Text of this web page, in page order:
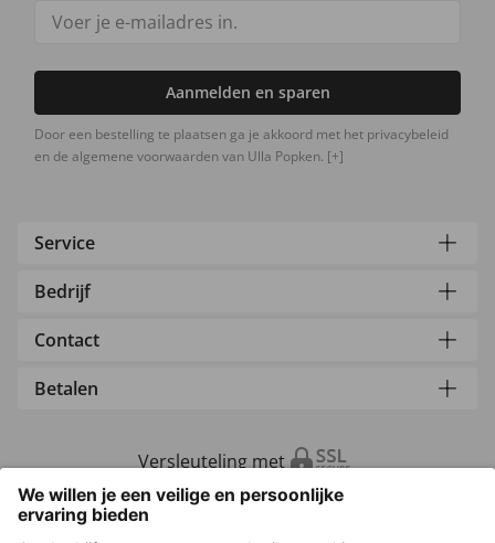
Aanmelden en sparen
Door een bestelling te plaatsen ga je akkoord met het privacybeleid
en de algemene voorwaarden van Ulla Popken. [+]
Service
Bedrijf
Contact
Betalen
Versleuteling met